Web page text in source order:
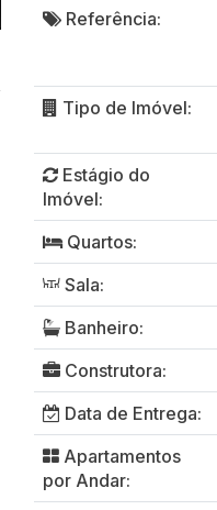
Referência:
Tipo de Imóvel:
Estágio do
Imóvel:
Quartos:
Sala:
Banheiro:
Construtora:
Data de Entrega:
Apartamentos
por Andar: